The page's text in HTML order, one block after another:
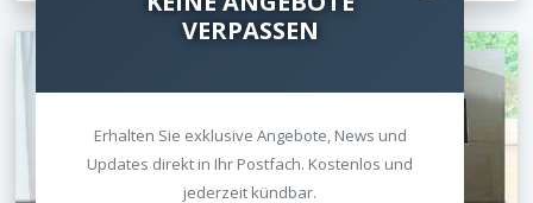
VERPASSEN
Erhalten Sie exklusive Angebote, News und
Updates direkt in Ihr Postfach. Kostenlos und
jederzeit kündbar.